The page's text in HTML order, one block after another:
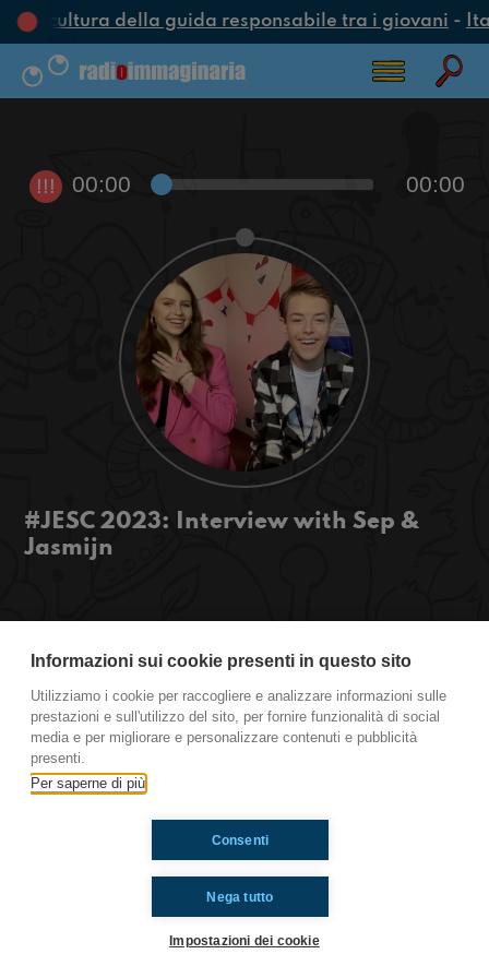
cultura della guida responsabile tra i giovani-
!!! 00:00 00:00
#JESC 2023: Interview with Sep &
Jasmijn
Nice! Today we have interviewed Sep &amp;
year! Their song is called “Holding On To You”
and it talks about friendship, check it out!
https://www.radioimmaginaria.it
Ti è piaciuto? Condividilo!
Informazioni sui cookie presenti in questo sito
Utilizziamo i cookie per raccogliere e analizzare informazioni sulle
prestazioni e sull'utilizzo del sito, per fornire funzionalità di social
media e per migliorare e personalizzare contenuti e pubblicità
presenti.
Per saperne di più
Nega tutto
Consenti
Impostazioni dei cookie